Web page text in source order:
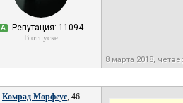
А Репутация: 11094
В отпуске
8 марта 2018,
Комрад Морфеус, 46